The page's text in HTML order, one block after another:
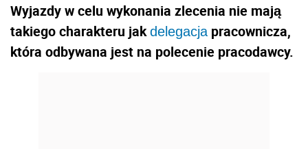
Wyjazdy w celu wykonania zlecenia nie mają
takiego charakteru jakdelegacjapracownicza,
która odbywana jest na polecenie pracodawcy.